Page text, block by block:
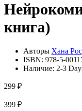
книга)
Авторы Хана
ISBN: 978-5-
Наличие: 2-3
299 ₽
399 ₽